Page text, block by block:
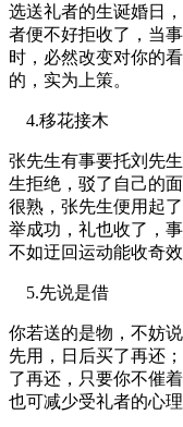
选送礼者的生诞婚日
者便不好拒收了，当
时，必然改变对你的
的，实为上策。
4.移花接木
张先生有事要托刘先
生拒绝，驳了自己的
很熟，张先生便用起
举成功，礼也收了，
不如迂回运动能收奇效
5.先说是借
你若送的是物，不妨
先用，日后买了再还
了再还，只要你不催
也可减少受礼者的心